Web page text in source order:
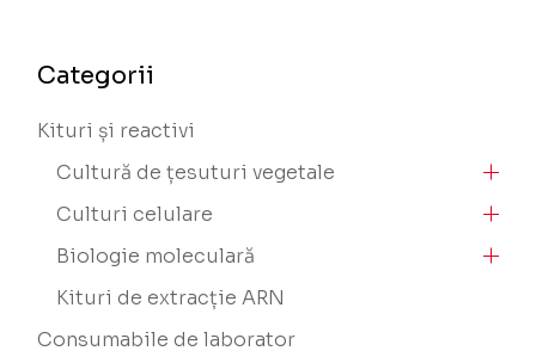
Categorii
Kituri și reactivi
Cultură de țesuturi vegetale
Culturi celulare
Biologie moleculară
Kituri de extracție ARN
Consumabile de laborator